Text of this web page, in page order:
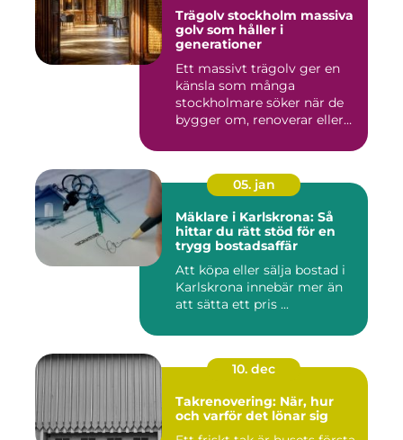
Trägolv stockholm massiva
golv som håller i
generationer
Ett massivt trägolv ger en
känsla som många
stockholmare söker när de
bygger om, renoverar eller
05. jan
Mäklare i Karlskrona: Så
hittar du rätt stöd för en
trygg bostadsaffär
Att köpa eller sälja bostad i
Karlskrona innebär mer än
att sätta ett pris ...
10. dec
Takrenovering: När, hur
och varför det lönar sig